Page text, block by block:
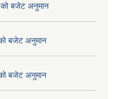
बजेट अनुमान
बजेट अनुमान
बजेट अनुमान